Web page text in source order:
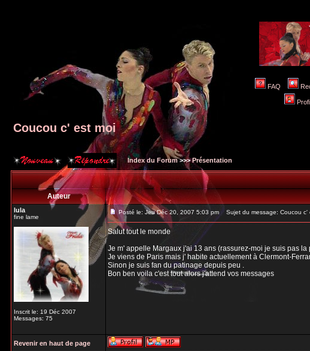
FAQ
Coucou c' est moi
Index du Forum>>>Présentation
Auteur
lula
fine lame
Inscrit le: 19 Déc 2007
Messages: 75
Posté le: Jeu Déc 20, 2007 5:03 pm Sujet du message: Coucou c'
Salut tout le monde
Je m' appelle Margaux j'ai 13 ans (rassurez-moi je suis pas la
Je viens de Paris mais j' habite actuellement à Clermont-
Sinon je suis fan du patinage depuis peu .
Bon ben voila c'est tout alors j'attend vos messages
Revenir en haut de page